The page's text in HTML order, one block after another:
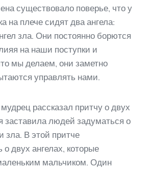
существовало поверье, что у
на плече сидят два ангела:
зла. Они постоянно борются
на наши поступки и
мы делаем, они заметно
управлять нами.
рассказал притчу о двух
заставила людей задуматься о
зла. В этой притче
о двух ангелах, которые
мальчиком. Один